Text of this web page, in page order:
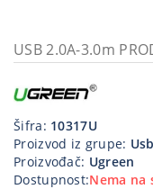
priključci
Kućna
tehnika
Poslovna
oprema,računari
USB 2.0A-3.0m
Šifra: 10317U
Proizvod iz grupe:
Proizvođač: Ugreen
Dostupnost:Nema na